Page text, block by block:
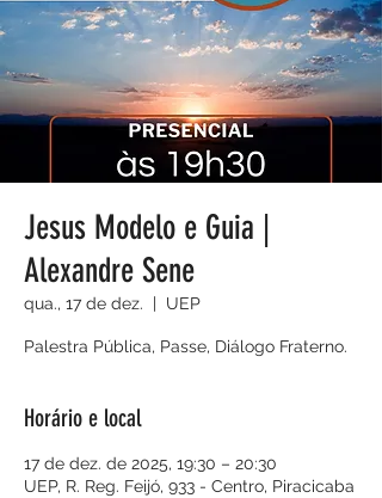
Jesus Modelo e Guia |
Alexandre Sene
qua., 17 de dez.
  |
UEP
Palestra Pública, Passe, Diálogo Fraterno.
Horário e local
17 de dez. de 2025, 19:30 – 20:30
UEP, R. Reg. Feijó, 933 - Centro, Piracicaba